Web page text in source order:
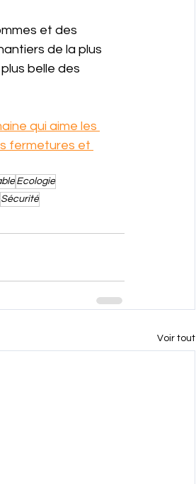
et des
de la plus
belle des
qui aime les
fermetures et
Ecologie
Sécurité
Voir tout